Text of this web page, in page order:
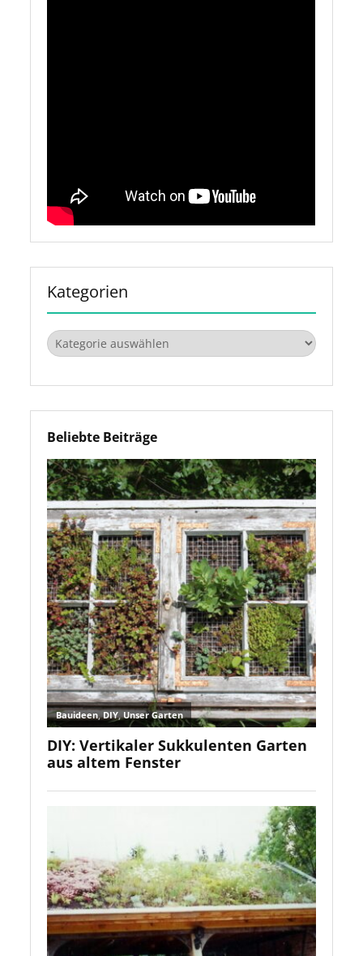
Kategorien
Kategorien
Beliebte Beiträge